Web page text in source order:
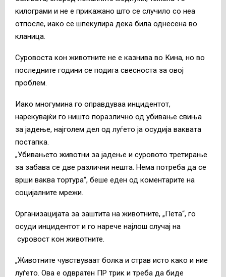
килограми и не е прикажано што се случило со неа
отпосле, иако се шпекулира дека била однесена во
кланица.
Суровоста кон животните не е казнива во Кина, но во
последните години се подига свесноста за овој
проблем.
Иако многумина го оправдуваа инцидентот,
нарекувајќи го ништо поразлично од убивање свиња
за јадење, најголем дел од луѓето ја осудија ваквата
постапка.
„Убивањето животни за јадење и суровото третирање
за забава се две различни нешта. Нема потреба да се
врши ваква тортура“, беше еден од коментарите на
социјалните мрежи.
Организацијата за заштита на животните, „Пета“, го
осуди инцидентот и го нарече најлош случај на
суровост кон животните.
„Животните чувствуваат болка и страв исто како и ние
луѓето. Ова е одвратен ПР трик и треба да биде